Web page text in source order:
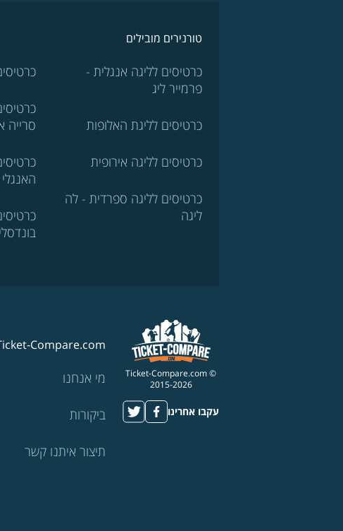
טורנירים מובילים
כרטיסים לליגה אנגלית -
פרמייר ליג
כרטיסים לליגת האלופות
כרטיסים לליגה אירופית
כרטיסים לליגה ספרדית - לה
ליגה
סרייה
האנגלי
© Ticket-Compare.com
2015-2026
עקבו אחרינו
Compare.com
מי אנחנו
ביקורות
תיצור איתנו קשר